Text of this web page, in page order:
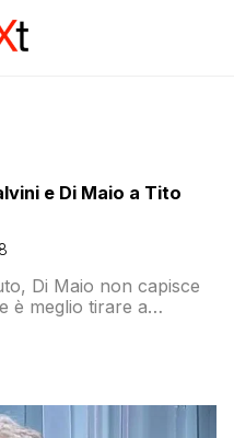
e Di Maio a Tito
Di Maio non capisce
è meglio tirare a
che paghi chi dice